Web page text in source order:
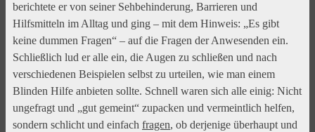
berichtete er von seiner Sehbehinderung, Barrieren und
Hilfsmitteln im Alltag und ging – mit dem Hinweis: „Es gibt
keine dummen Fragen“ – auf die Fragen der Anwesenden ein.
Schließlich lud er alle ein, die Augen zu schließen und nach
verschiedenen Beispielen selbst zu urteilen, wie man einem
Blinden Hilfe anbieten sollte. Schnell waren sich alle einig: Nicht
ungefragt und „gut gemeint“ zupacken und vermeintlich helfen,
sondern schlicht und einfach fragen, ob derjenige überhaupt und